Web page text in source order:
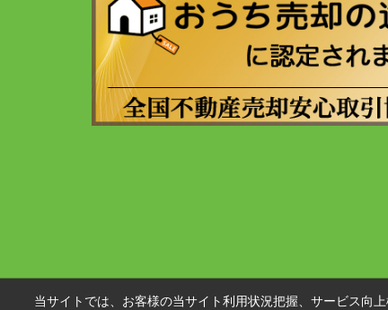
当サイトでは、お客様の当サイト利用状況把握、サービス向